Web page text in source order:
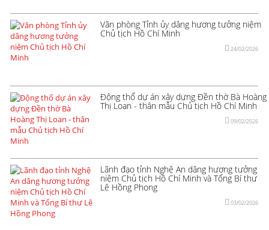
Văn phòng Tỉnh ủy dâng hương tưởng niệm
Chủ tịch Hồ Chí Minh
24/02/2026
Động thổ dự án xây dựng Đền thờ Bà Hoàng
Thị Loan - thân mẫu Chủ tịch Hồ Chí Minh
09/02/2026
Lãnh đạo tỉnh Nghệ An dâng hương tưởng
niệm Chủ tịch Hồ Chí Minh và Tổng Bí thư
Lê Hồng Phong
03/02/2026